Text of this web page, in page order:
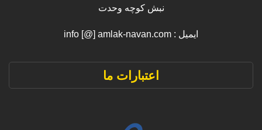
نبش کوچه وحدت
ایمیل : info [@] amlak-navan.com
اعتبارات ما